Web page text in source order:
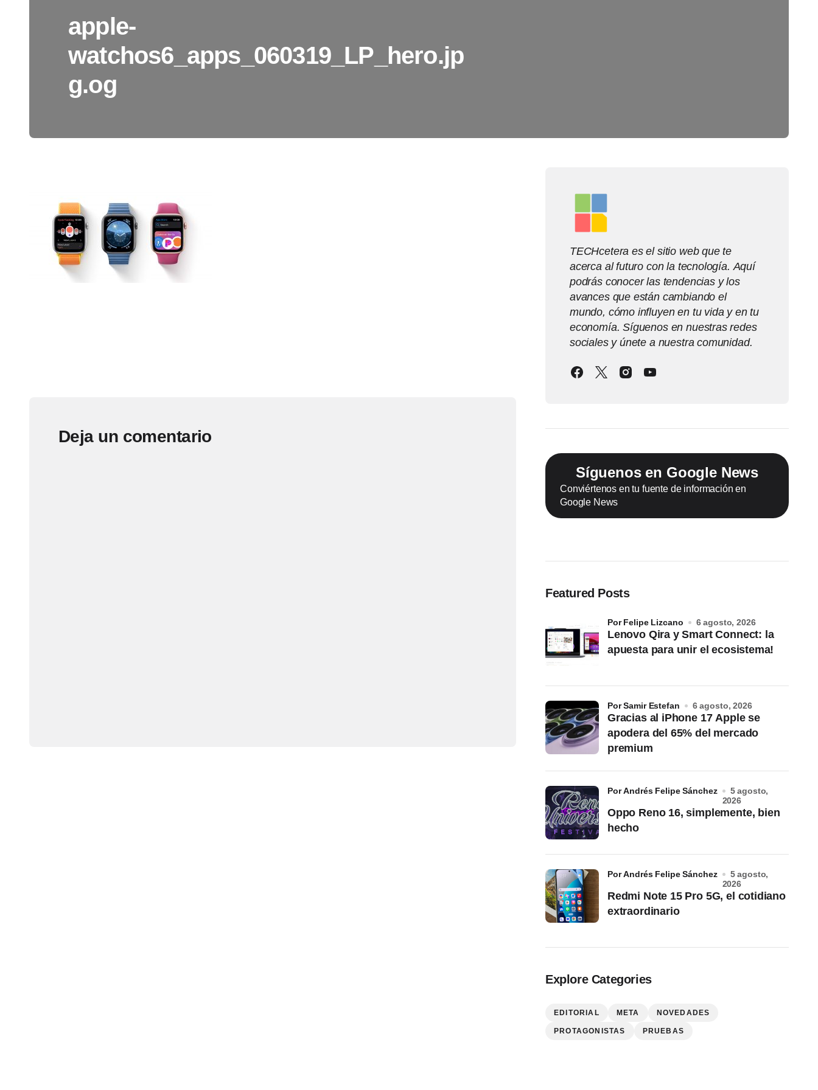
apple-
watchos6_apps_060319_LP_hero.jp
g.og
Deja un comentario
TECHcetera es el sitio web que te
acerca al futuro con la tecnología. Aquí
podrás conocer las tendencias y los
avances que están cambiando el
mundo, cómo influyen en tu vida y en tu
economía. Síguenos en nuestras redes
sociales y únete a nuestra comunidad.
Síguenos en Google News
Conviértenos en tu fuente de información en
Google News
Featured Posts
Lenovo Qira y Smart Connect: la
apuesta para unir el ecosistema!
por Felipe Lizcano 6 agosto, 2026
Gracias al iPhone 17 Apple se
apodera del 65% del mercado
premium
por Samir Estefan 6 agosto, 2026
Oppo Reno 16, simplemente, bien
hecho
por Andrés Felipe Sánchez
5 agosto,
2026
Redmi Note 15 Pro 5G, el cotidiano
extraordinario
por Andrés Felipe Sánchez
5 agosto,
2026
Explore Categories
EDITORIAL META NOVEDADES
PROTAGONISTAS PRUEBAS